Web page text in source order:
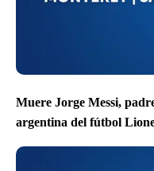
Muere Jorge Messi,
argentina del fútbol